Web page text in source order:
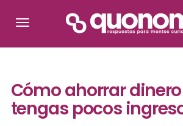
Cómo ahorrar
tengas pocos